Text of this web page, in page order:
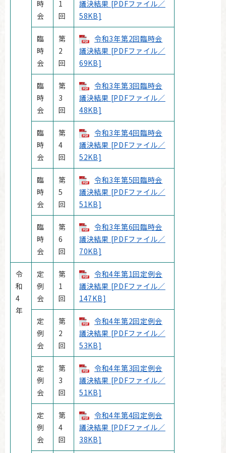
時
会
1
回
議決結果 [PDFファイル／
58KB]
臨
時
会
第
2
回
令和3年第2回臨時会
議決結果 [PDFファイル／
69KB]
臨
時
会
第
3
回
令和3年第3回臨時会
議決結果 [PDFファイル／
48KB]
臨
時
会
第
4
回
令和3年第4回臨時会
議決結果 [PDFファイル／
52KB]
臨
時
会
第
5
回
令和3年第5回臨時会
議決結果 [PDFファイル／
51KB]
臨
時
会
第
6
回
令和3年第6回臨時会
議決結果 [PDFファイル／
70KB]
令
和
4
年
定
例
会
第
1
回
令和4年第1回定例会
議決結果 [PDFファイル／
147KB]
定
例
会
第
2
回
令和4年第2回定例会
議決結果 [PDFファイル／
53KB]
定
例
会
第
3
回
令和4年第3回定例会
議決結果 [PDFファイル／
51KB]
定
例
会
第
4
回
令和4年第4回定例会
議決結果 [PDFファイル／
38KB]